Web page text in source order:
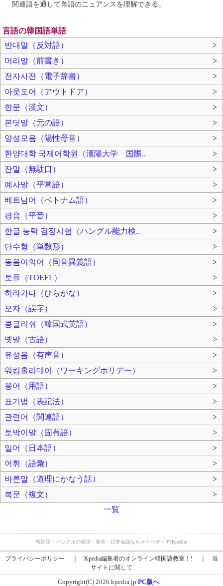
関連語を通して単語のニュアンスを理解できる。
言語の韓国語単語
반대말（反対語）
>
머리말（前書き）
>
전자사전（電子辞書）
>
아웃도어（アウトドア）
>
한문（漢文）
>
본딧말（元の語）
>
양성모음（陽性母音）
>
한양대학 국제어학원（漢陽大学 国際..
>
잔말（無駄口）
>
예사말（平常語）
>
베트남어（ベトナム語）
>
평음（平音）
>
한글 능력 검정시험（ハングル能力検..
>
단수형（単数形）
>
동음이의어（同音異義語）
>
토플（TOEFL）
>
히라가나（ひらがな）
>
오자（誤字）
>
콩글리쉬（韓国式英語）
>
옛말（古語）
>
유성음（有声音）
>
워킹홀리데이（ワーキングホリデー）
>
용어（用語）
>
표기법（表記法）
>
관련어（関連語）
>
토박이말（固有語）
>
일어（日本語）
>
어휘（語彙）
>
바른말（道理にかなう話）
>
복문（複文）
>
一覧
韓国語・ハングルの単語・発音・日常会話ならケイペディア(Kpedia)
プライバシーポリシー Kpedia編集者のオンライン韓国語教室！!
当
サイトに関して
Copyright(C) 2026 kpedia.jp PC版へ